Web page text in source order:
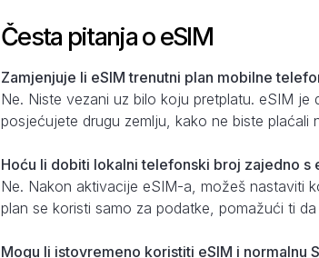
Česta pitanja o eSIM
Zamjenjuje li eSIM trenutni plan mobilne
Ne. Niste vezani uz bilo koju pretplatu. eSIM
posjećujete drugu zemlju, kako ne biste plaćali
Hoću li dobiti lokalni telefonski broj zajedno s
Ne. Nakon aktivacije eSIM-a, možeš nastaviti
plan se koristi samo za podatke, pomažući ti
Mogu li istovremeno koristiti eSIM i normalnu